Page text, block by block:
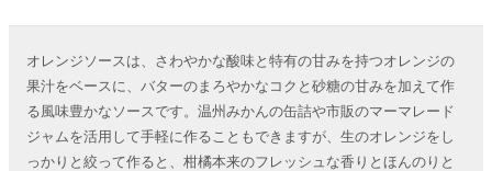
オレンジソースは、さわやかな酸味と特有の甘みを持つオレンジの
果汁をベースに、バターのまろやかなコクと砂糖の甘みを加えて作
る風味豊かなソースです。温州みかんの缶詰や市販のマーマレード
ジャムを活用して手軽に作ることもできますが、生のオレンジをし
っかりと絞って作ると、柑橘本来のフレッシュな香りとほんのりと